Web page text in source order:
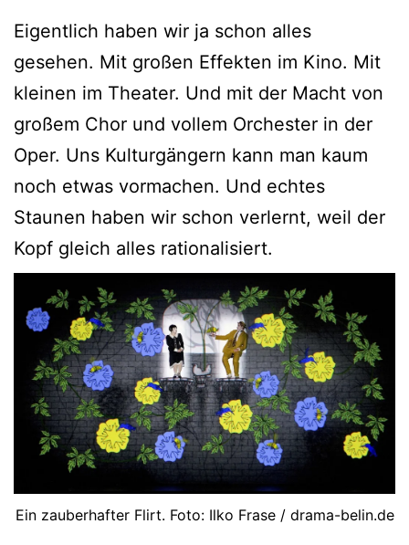
Eigentlich haben wir ja schon alles
gesehen. Mit großen Effekten im Kino. Mit
kleinen im Theater. Und mit der Macht von
großem Chor und vollem Orchester in der
Oper. Uns Kulturgängern kann man kaum
noch etwas vormachen. Und echtes
Staunen haben wir schon verlernt, weil der
Kopf gleich alles rationalisiert.
Ein zauberhafter Flirt. Foto: Ilko Frase / drama-belin.de